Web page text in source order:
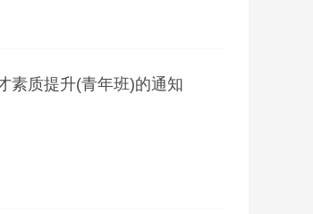
素质提升(青年班)的通知